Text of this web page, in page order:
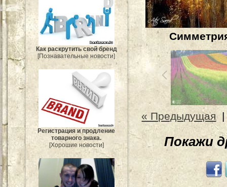
Как раскрутить свой бренд
[Познавательные новости]
Регистрация и продление
товарного знака.
[Хорошие новости]
« Предыдущая
Покажи